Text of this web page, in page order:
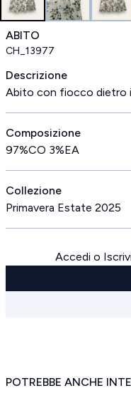
ABITO
CH_13977
Descrizione
Abito con fiocco dietro
Composizione
97%CO 3%EA
Collezione
Primavera Estate 2025
Accedi o
POTREBBE ANCHE